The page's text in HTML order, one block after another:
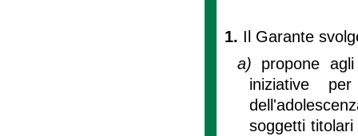
1. Il Garante
a) propone
iniziative
soggetti